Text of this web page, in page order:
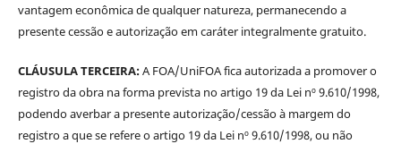
vantagem econômica de qualquer natureza, permanecendo a
presente cessão e autorização em caráter integralmente gratuito.
CLÁUSULA TERCEIRA:A FOA/UniFOA fica autorizada a promover o
registro da obra na forma prevista no artigo 19 da Lei nº 9.610/1998,
podendo averbar a presente autorização/cessão à margem do
registro a que se refere o artigo 19 da Lei nº 9.610/1998, ou não